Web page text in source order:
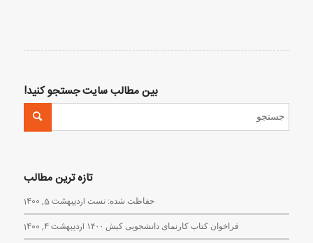
بین مطالب سایت جستجو کنید!
تازه ترین مطالب
حفاظت شده: تست اردیبهشت 5, 1400
فراخوان کتاب کارنمای دانشجویی کیش ۱۴۰۰ اردیبهشت 4, 1400